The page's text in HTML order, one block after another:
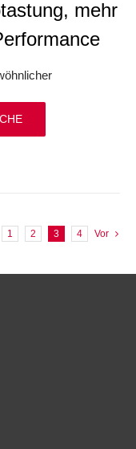
mehr
1 2 3 4 Vor